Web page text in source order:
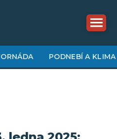
PODNEBÍ A KLIMA